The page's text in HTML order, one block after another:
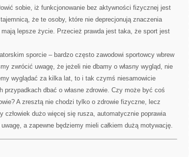
sobie, iż funkcjonowanie bez aktywności fizycznej jest
że te osoby, które nie deprecjonują znaczenia
lepsze życie. Przecież prawda jest taka, że sport jest
sporcie – bardzo często zawodowi sportowcy wbrew
zwrócić uwagę, że jeżeli nie dbamy o własny wygląd, nie
wyglądać za kilka lat, to i tak czymś niesamowicie
dbać o własne zdrowie. Czy może być coś
A zresztą nie chodzi tylko o zdrowie fizyczne, lecz
dużo więcej się rusza, automatycznie poprawia
a zapewne będziemy mieli całkiem dużą motywację.